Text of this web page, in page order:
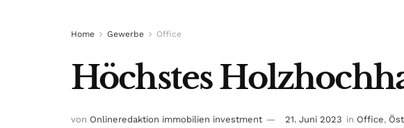
Home Gewerbe Office
Höchstes
von Onlineredaktion immobilien investment 21. Juni 2023 in Office,